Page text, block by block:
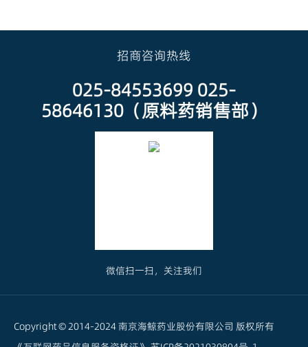
招商咨询热线
025-84553699 025-
58646130（原料药销售部）
微信扫一扫，关注我们
Copyright © 2014-2024 南京海鲸药业股份有限公司 版权所有